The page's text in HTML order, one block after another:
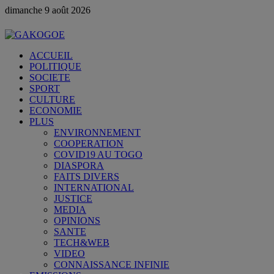
dimanche 9 août 2026
ACCUEIL
POLITIQUE
SOCIETE
SPORT
CULTURE
ECONOMIE
PLUS
ENVIRONNEMENT
COOPERATION
COVID19 AU TOGO
DIASPORA
FAITS DIVERS
INTERNATIONAL
JUSTICE
MEDIA
OPINIONS
SANTE
TECH&WEB
VIDEO
CONNAISSANCE INFINIE